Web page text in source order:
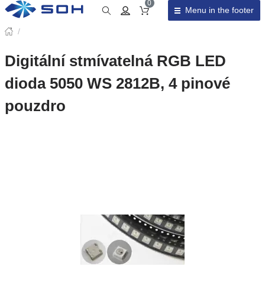
Cart total
0
Menu in the footer
/
Digitální stmívatelná RGB LED
dioda 5050 WS 2812B, 4 pinové
pouzdro